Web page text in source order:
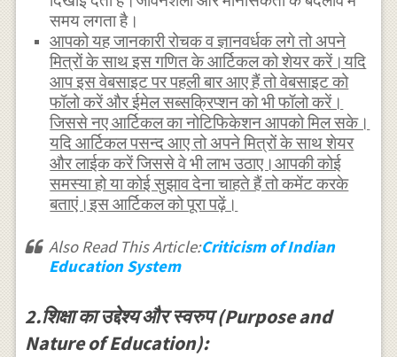
समय लगता है।
आपको यह जानकारी रोचक व ज्ञानवर्धक लगे तो अपने
मित्रों के साथ इस गणित के आर्टिकल को शेयर करें।यदि
आप इस वेबसाइट पर पहली बार आए हैं तो वेबसाइट को
फॉलो करें और ईमेल सब्सक्रिप्शन को भी फॉलो करें।
जिससे नए आर्टिकल का नोटिफिकेशन आपको मिल सके।
यदि आर्टिकल पसन्द आए तो अपने मित्रों के साथ शेयर
और लाईक करें जिससे वे भी लाभ उठाए।आपकी कोई
समस्या हो या कोई सुझाव देना चाहते हैं तो कमेंट करके
बताएं।इस आर्टिकल को पूरा पढ़ें।
Also Read This Article:Criticism of Indian
Education System
2.शिक्षा का उद्देश्य और स्वरुप (Purpose and
Nature of Education):